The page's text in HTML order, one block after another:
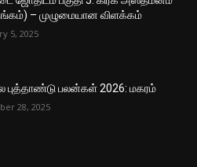
– முழுமையான விளக்கம்
5, 2025
புத்தாண்டு பலன்கள் 2026: மகரம்
28, 2025